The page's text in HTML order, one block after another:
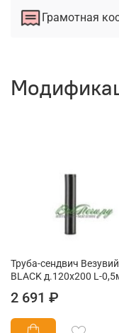
Грамотная
Труба-сендвич Везувий
BLACK д.120х200 L-
2 691 ₽